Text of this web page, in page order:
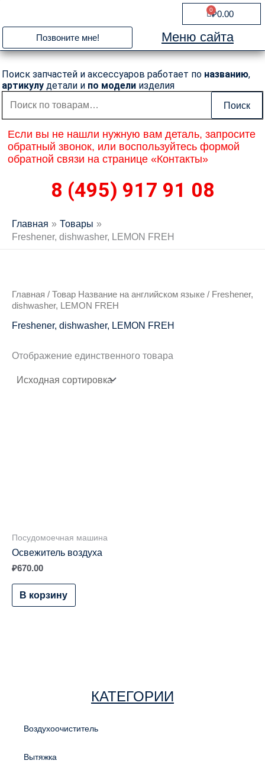
содержимому
₽0.00
0
Cart
Позвоните мне! Меню сайта
Поиск запчастей и аксессуаров работает по названию,
артикулу детали и по модели изделия
Искать:
Поиск
Если вы не нашли нужную вам деталь, запросите
обратный звонок, или воспользуйтесь формой
обратной связи на странице «Контакты»
8 (495) 917 91 08
Главная
Товары
Freshener, dishwasher, LEMON FREH
Главная / Товар Название на английском языке / Freshener,
dishwasher, LEMON FREH
Freshener, dishwasher, LEMON FREH
Отображение единственного товара
Посудомоечная машина
Освежитель воздуха
₽670.00
В корзину
КАТЕГОРИИ
Воздухоочиститель
Вытяжка